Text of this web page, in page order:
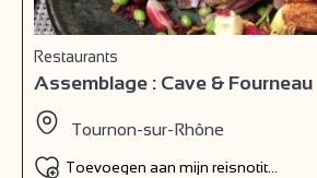
Restaurants
Assemblage : Cave & Fourneau
Tournon-sur-Rhône
Toevoegen aan mijn reisnotitieboek